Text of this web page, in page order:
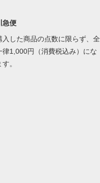
急便
入した商品の点数に限らず、全
律1,000円（消費税込み）にな
す。